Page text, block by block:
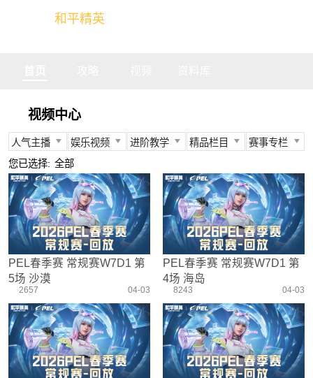
和平精英
视频中心
人气主播 娱乐视频 进阶教学 精品栏目 赛事专栏
所有
不求人
柔柔
难言
冬季
奇怪君
艺帝帝
晚玉
娱乐精英
情感电台
真人搞笑
带妹大作战
我的憨队友
身法教学
武器装备
资源分布
操作意识
刚枪技巧
野点发育
载具解析
游戏设置
压枪教学
落地选择
官方视频
燃烧吧大局观
盒子有话说
快来扶我
作死鸽
精英测评师
精英操作篇
主播搞笑篇
欢乐时刻
盒平老中医
PEC
PEL
TGA
PEGI
其他赛事
赛事回放
精彩集锦
您已选择: 全部
PEL春季赛 常规赛W7D1 第
5场 沙漠
2657 04-03
PEL春季赛 常规赛W7D1 第
4场 海岛
8243 04-03